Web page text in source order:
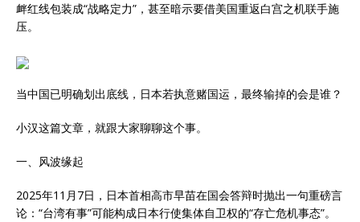
衅红线包装成“战略定力”，甚至暗示要借美国重返白宫之机联手施
压。
当中国已明确划出底线，日本若执意赌国运，最终输掉的会是谁？
小汉这篇文章，就跟大家聊聊这个事。
一、风波缘起
2025年11月7日，日本首相高市早苗在国会答辩时抛出一句重磅言
论：“台湾有事”可能构成日本行使集体自卫权的“存亡危机事态”。